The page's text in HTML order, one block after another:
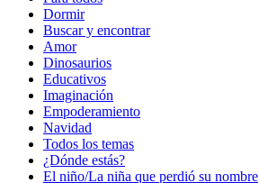
Dormir
Buscar y encontrar
Amor
Dinosaurios
Educativos
Imaginación
Empoderamiento
Navidad
Todos los temas
¿Dónde estás?
El niño/La niña que perdió su nombre